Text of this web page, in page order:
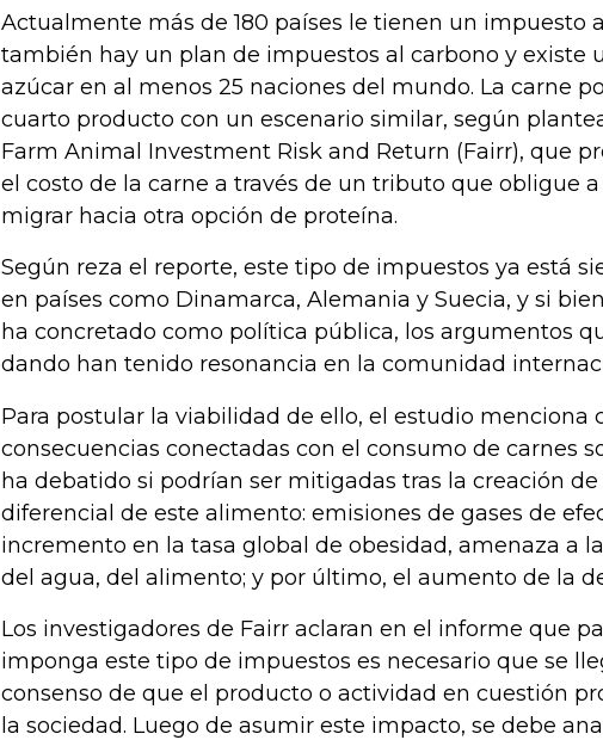
Actualmente más de 180 países le tienen un impuesto
también hay un plan de impuestos al carbono y existe
azúcar en al menos 25 naciones del mundo. La carne
cuarto producto con un escenario similar, según
Farm Animal Investment Risk and Return (Fairr), que
el costo de la carne a través de un tributo que obligue a
migrar hacia otra opción de proteína.
Según reza el reporte, este tipo de impuestos ya está
en países como Dinamarca, Alemania y Suecia, y si
ha concretado como política pública, los argumentos
dando han tenido resonancia en la comunidad
Para postular la viabilidad de ello, el estudio menciona
consecuencias conectadas con el consumo de carnes
ha debatido si podrían ser mitigadas tras la creación
diferencial de este alimento: emisiones de gases de
incremento en la tasa global de obesidad, amenaza a
del agua, del alimento; y por último, el aumento de la
Los investigadores de Fairr aclaran en el informe que
imponga este tipo de impuestos es necesario que se
consenso de que el producto o actividad en cuestión
la sociedad. Luego de asumir este impacto, se debe